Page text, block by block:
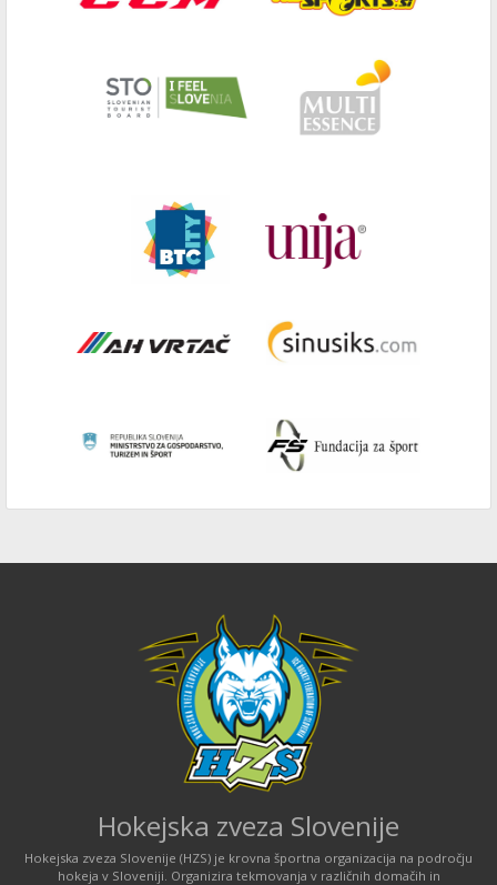
Hokejska zveza Slovenije
Hokejska zveza Slovenije (HZS) je krovna športna organizacija na področju
hokeja v Sloveniji. Organizira tekmovanja v različnih domačih in